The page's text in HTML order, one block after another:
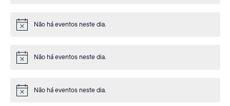
Aviso Não há eventos neste dia.
Aviso Não há eventos neste dia.
Aviso Não há eventos neste dia.